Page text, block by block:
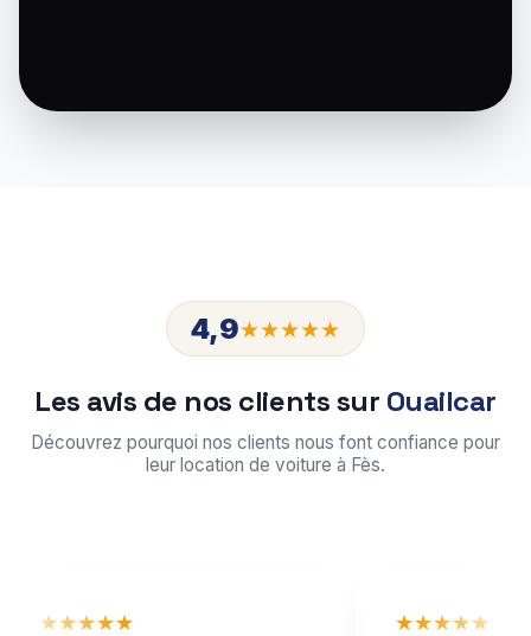
4,9★★★★★
Les avis de nos clients sur Ouailcar
Découvrez pourquoi nos clients nous font confiance pour
leur location de voiture à Fès.
★★★★★ ★★★★★